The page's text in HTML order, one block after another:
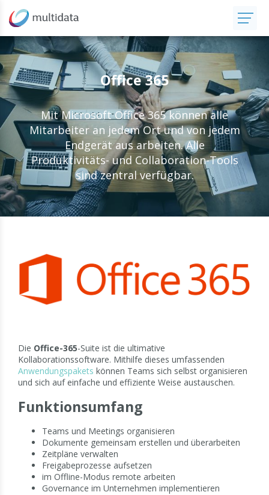
Office 365
Mit Microsoft Office 365 können alle
Mitarbeiter an jedem Ort und von jedem
Endgerät aus arbeiten. Alle
Produktivitäts- und Collaboration-Tools
sind zentral verfügbar.
Die Office-365-Suite ist die ultimative
Kollaborationssoftware. Mithilfe dieses umfassenden
Anwendungspakets können Teams sich selbst organisieren
und sich auf einfache und effiziente Weise austauschen.
Funktionsumfang
Teams und Meetings organisieren
Dokumente gemeinsam erstellen und überarbeiten
Zeitpläne verwalten
Freigabeprozesse aufsetzen
im Offline-Modus remote arbeiten
Governance im Unternehmen implementieren